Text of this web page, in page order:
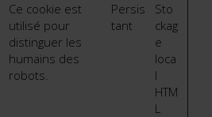
Ce cookie est
utilisé pour
distinguer les
humains des
robots.
Persis
tant
Sto
ckag
e
loca
l
HTM
L